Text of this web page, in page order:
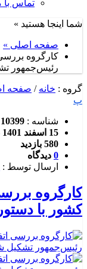
تماس با
شما اینجا هستید »
صفحه اصلی »
کارگروه
رئیس‌جمهور
گروه : خانه / صفحه
پ
شناسه : 10399
15 اسفند 1401 - 15:03
580 بازدید
0 دیدگاه
ارسال توسط :
کارگروه
کشور با